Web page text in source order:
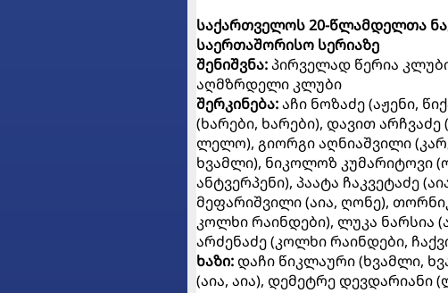
საქართველოს 20-წლამდელთა
საერთაშორისო სერიაზე
შენიშვნა:პირველად წერია
აღმზრდელი კლუბი
შერკინება:აჩი ნოზაძე (აჟენი,
(ხარები, ხარები), დავით
ლელო), გიორგი აღნიაშვილი
ხვამლი), ნიკოლოზ კუმარიტოვი
ანტვერპენი), პაატა ჩაკვეტაძე
მეფარიშვილი (აია, ღონე),
კოლხი რაინდები), ლუკა ნარსია
არძენაძე (კოლხი რაინდები,
ხაზი:დაჩი წიკლაური (ხვამლი,
(აია, აია), დემეტრე დევდარიანი